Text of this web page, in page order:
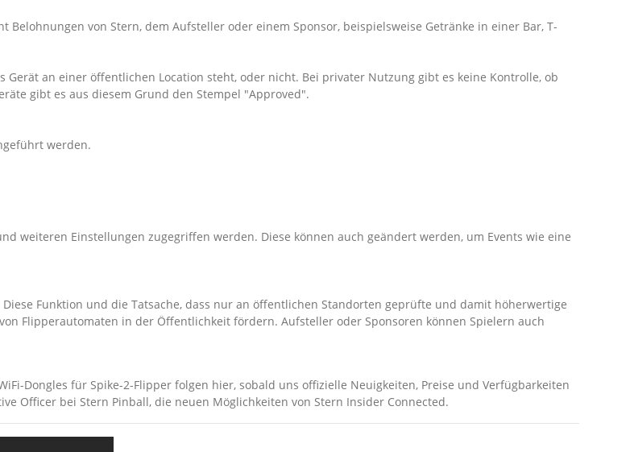
Belohnungen von Stern, dem Aufsteller oder einem Sponsor, beispielsweise Getränke in einer Bar, T-
an einer öffentlichen Location steht, oder nicht. Bei privater Nutzung gibt es keine Kontrolle, ob
gibt es aus diesem Grund den Stempel "Approved".
werden.
weiteren Einstellungen zugegriffen werden. Diese können auch geändert werden, um Events wie eine
Funktion und die Tatsache, dass nur an öffentlichen Standorten geprüfte und damit höherwertige
Flipperautomaten in der Öffentlichkeit fördern. Aufsteller oder Sponsoren können Spielern auch
Dongles für Spike-2-Flipper folgen hier, sobald uns offizielle Neuigkeiten, Preise und Verfügbarkeiten
Officer bei Stern Pinball, die neuen Möglichkeiten von Stern Insider Connected.